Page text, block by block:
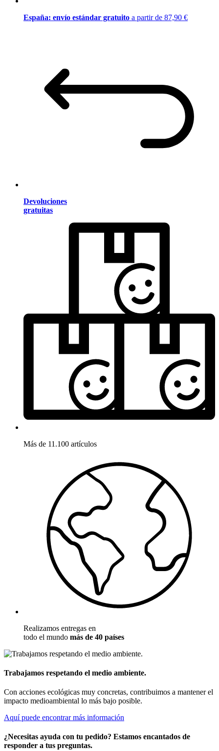
España: envío estándar gratuito a partir de 87,90 €
Devoluciones
gratuitas
Más de 11.100 artículos
Realizamos entregas en
todo el mundo más de 40 países
Trabajamos respetando el medio ambiente.
Con acciones ecológicas muy concretas, contribuimos a mantener el
impacto medioambiental lo más bajo posible.
Aquí puede encontrar más información
¿Necesitas ayuda con tu pedido? Estamos encantados de
responder a tus preguntas.